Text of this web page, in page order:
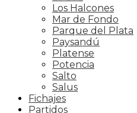
Los Halcones
Mar de Fondo
Parque del Plata
Paysandú
Platense
Potencia
Salto
Salus
Fichajes
Partidos